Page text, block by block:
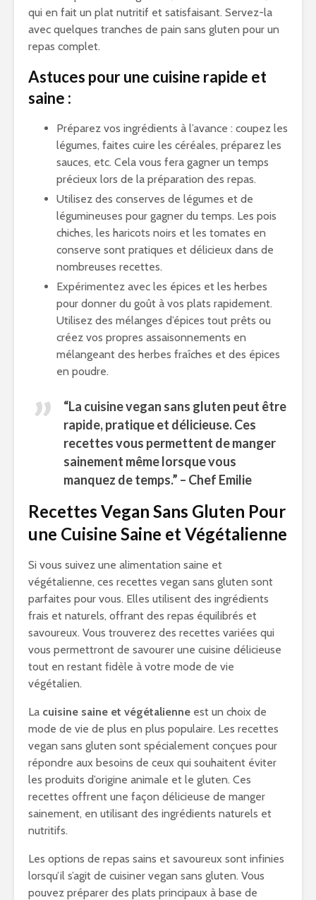
qui en fait un plat nutritif et satisfaisant. Servez-la
avec quelques tranches de pain sans gluten pour un
repas complet.
Astuces pour une cuisine rapide et
saine :
Préparez vos ingrédients à l’avance : coupez les
légumes, faites cuire les céréales, préparez les
sauces, etc. Cela vous fera gagner un temps
précieux lors de la préparation des repas.
Utilisez des conserves de légumes et de
légumineuses pour gagner du temps. Les pois
chiches, les haricots noirs et les tomates en
conserve sont pratiques et délicieux dans de
nombreuses recettes.
Expérimentez avec les épices et les herbes
pour donner du goût à vos plats rapidement.
Utilisez des mélanges d’épices tout prêts ou
créez vos propres assaisonnements en
mélangeant des herbes fraîches et des épices
en poudre.
“La cuisine vegan sans gluten peut être
rapide, pratique et délicieuse. Ces
recettes vous permettent de manger
sainement même lorsque vous
manquez de temps.” – Chef Emilie
Recettes Vegan Sans Gluten Pour
une Cuisine Saine et Végétalienne
Si vous suivez une alimentation saine et
végétalienne, ces recettes vegan sans gluten sont
parfaites pour vous. Elles utilisent des ingrédients
frais et naturels, offrant des repas équilibrés et
savoureux. Vous trouverez des recettes variées qui
vous permettront de savourer une cuisine délicieuse
tout en restant fidèle à votre mode de vie
végétalien.
La cuisine saine et végétalienne est un choix de
mode de vie de plus en plus populaire. Les recettes
vegan sans gluten sont spécialement conçues pour
répondre aux besoins de ceux qui souhaitent éviter
les produits d’origine animale et le gluten. Ces
recettes offrent une façon délicieuse de manger
sainement, en utilisant des ingrédients naturels et
nutritifs.
Les options de repas sains et savoureux sont infinies
lorsqu’il s’agit de cuisiner vegan sans gluten. Vous
pouvez préparer des plats principaux à base de